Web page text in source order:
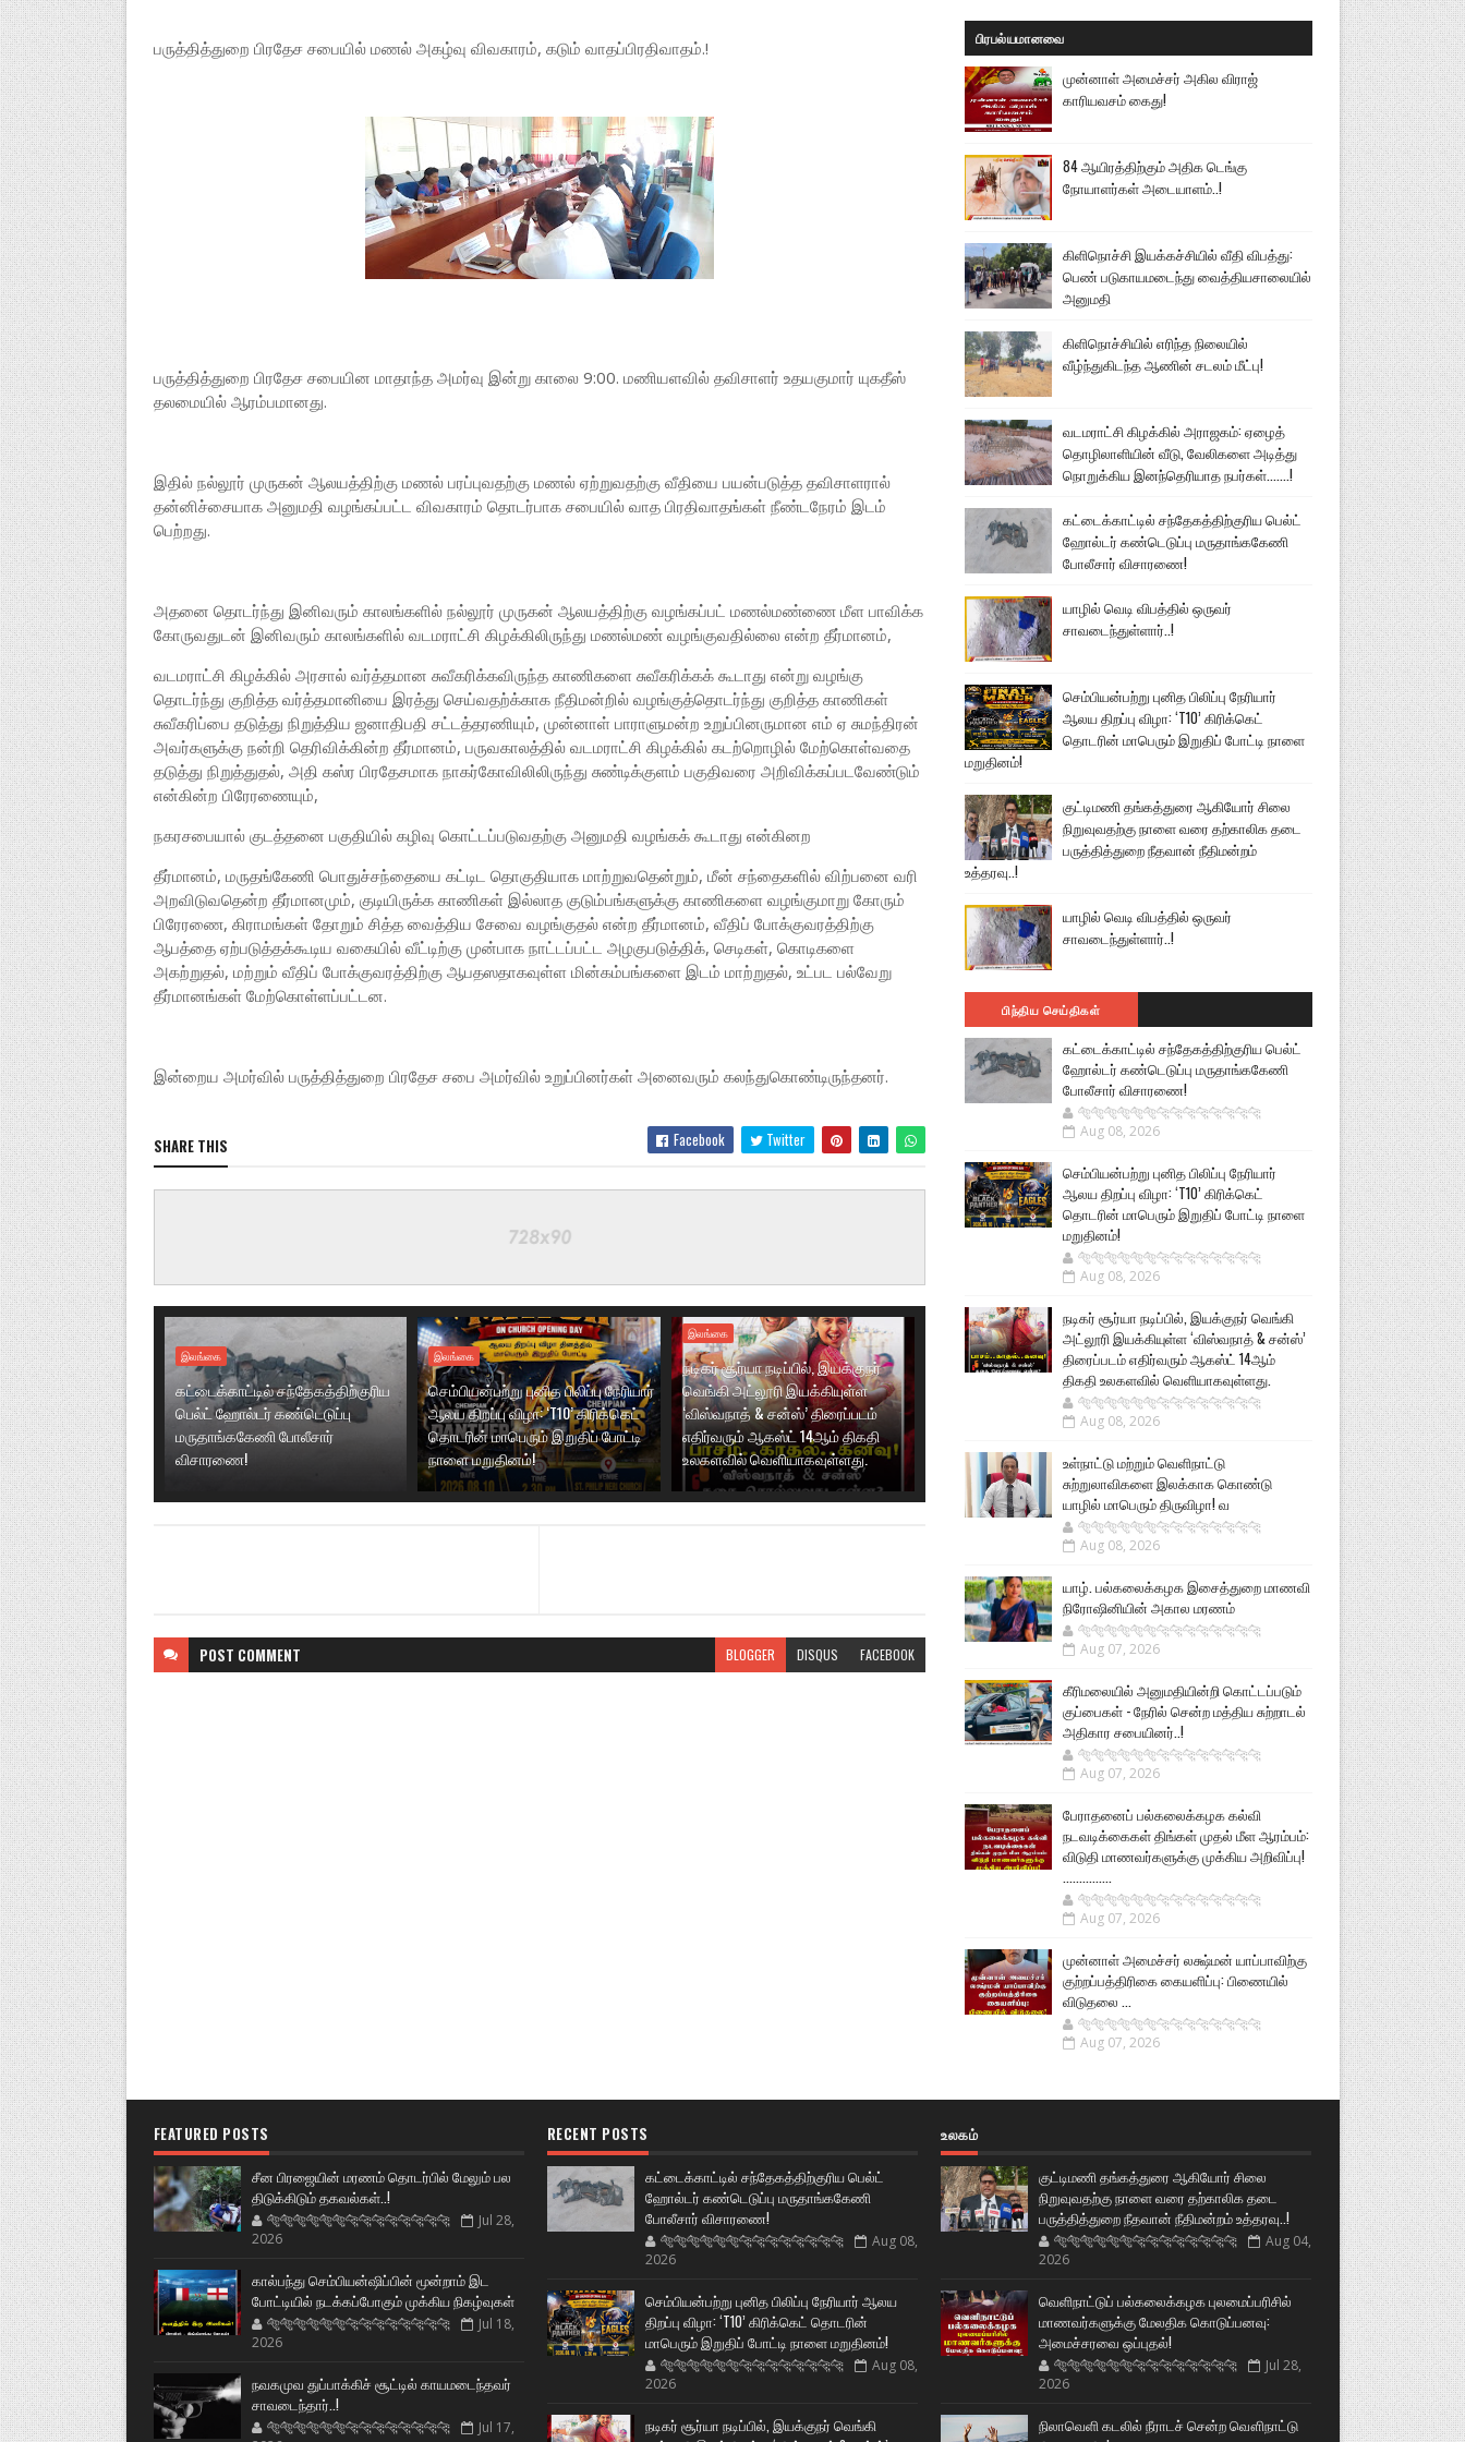
பருத்தித்துறை பிரதேச சபையில் மணல் அகழ்வு விவகாரம், கடும் வாதப்பிரதிவாதம்.!
பருத்தித்துறை பிரதேச சபையின மாதாந்த அமர்வு இன்று காலை 9:00. மணியளவில் தவிசாளர் உதயகுமார் யுகதீஸ்
தலமையில் ஆரம்பமானது.
இதில் நல்லூர் முருகன் ஆலயத்திற்கு மணல் பரப்புவதற்கு மணல் ஏற்றுவதற்கு வீதியை பயன்படுத்த தவிசாளரால்
தன்னிச்சையாக அனுமதி வழங்கப்பட்ட விவகாரம் தொடர்பாக சபையில் வாத பிரதிவாதங்கள் நீண்டநேரம் இடம்
பெற்றது.
அதனை தொடர்ந்து இனிவரும் காலங்களில் நல்லூர் முருகன் ஆலயத்திற்கு வழங்கப்பட் மணல்மண்ணை மீள பாவிக்க
கோருவதுடன் இனிவரும் காலங்களில் வடமராட்சி கிழக்கிலிருந்து மணல்மண் வழங்குவதில்லை என்ற தீர்மானம்,
வடமராட்சி கிழக்கில் அரசால் வர்த்தமான சுவீகரிக்கவிருந்த காணிகளை சுவீகரிக்கக் கூடாது என்று வழங்கு
தொடர்ந்து குறித்த வர்த்தமானியை இரத்து செய்வதற்க்காக நீதிமன்றில் வழங்குத்தொடர்ந்து குறித்த காணிகள்
சுவீகரிப்பை தடுத்து நிறுத்திய ஜனாதிபதி சட்டத்தரணியும், முன்னாள் பாராளுமன்ற உறுப்பினருமான எம் ஏ சுமந்திரன்
அவர்களுக்கு நன்றி தெரிவிக்கின்ற தீர்மானம், பருவகாலத்தில் வடமராட்சி கிழக்கில் கடற்றொழில் மேற்கொள்வதை
தடுத்து நிறுத்துதல், அதி கஸ்ர பிரதேசமாக நாகர்கோவிலிலிருந்து சுண்டிக்குளம் பகுதிவரை அறிவிக்கப்படவேண்டும்
என்கின்ற பிரேரணையும்,
நகரசபையால் குடத்தனை பகுதியில் கழிவு கொட்டப்படுவதற்கு அனுமதி வழங்கக் கூடாது என்கினற
தீர்மானம், மருதங்கேணி பொதுச்சந்தையை கட்டிட தொகுதியாக மாற்றுவதென்றும், மீன் சந்தைகளில் விற்பனை வரி
அறவிடுவதென்ற தீர்மானமும், குடியிருக்க காணிகள் இல்லாத குடும்பங்களுக்கு காணிகளை வழங்குமாறு கோரும்
பிரேரணை, கிராமங்கள் தோறும் சித்த வைத்திய சேவை வழங்குதல் என்ற தீர்மானம், வீதிப் போக்குவரத்திற்கு
ஆபத்தை ஏற்படுத்தக்கூடிய வகையில் வீட்டிற்கு முன்பாக நாட்டப்பட்ட அழகுபடுத்திக், செடிகள், கொடிகளை
அகற்றுதல், மற்றும் வீதிப் போக்குவரத்திற்கு ஆபதஸதாகவுள்ள மின்கம்பங்களை இடம் மாற்றுதல், உட்பட பல்வேறு
தீர்மானங்கள் மேற்கொள்ளப்பட்டன.
இன்றைய அமர்வில் பருத்தித்துறை பிரதேச சபை அமர்வில் உறுப்பினர்கள் அனைவரும் கலந்துகொண்டிருந்தனர்.
SHARE THIS Facebook Twitter
இலங்கை
கட்டைக்காட்டில் சந்தேகத்திற்குரிய
பெல்ட் ஹோல்டர் கண்டெடுப்பு
மருதாங்ககேணி போலீசார்
விசாரணை!
இலங்கை
செம்பியன்பற்று புனித பிலிப்பு நேரியார்
ஆலய திறப்பு விழா: ‘T10’ கிரிக்கெட்
தொடரின் மாபெரும் இறுதிப் போட்டி
நாளை மறுதினம்!
இலங்கை
நடிகர் சூர்யா நடிப்பில், இயக்குநர்
வெங்கி அட்லூரி இயக்கியுள்ள
‘விஸ்வநாத் & சன்ஸ்’ திரைப்படம்
எதிர்வரும் ஆகஸ்ட் 14ஆம் திகதி
உலகளவில் வெளியாகவுள்ளது.
POST COMMENT BLOGGER DISQUS FACEBOOK
பிரபல்யமானவை
முன்னாள் அமைச்சர் அகில விராஜ்
காரியவசம் கைது!
84 ஆயிரத்திற்கும் அதிக டெங்கு
நோயாளர்கள் அடையாளம்..!
கிளிநொச்சி இயக்கச்சியில் வீதி விபத்து:
பெண் படுகாயமடைந்து வைத்தியசாலையில்
அனுமதி
கிளிநொச்சியில் எரிந்த நிலையில்
வீழ்ந்துகிடந்த ஆணின் சடலம் மீட்பு!
வடமராட்சி கிழக்கில் அராஜகம்: ஏழைத்
தொழிலாளியின் வீடு, வேலிகளை அடித்து
நொறுக்கிய இனந்தெரியாத நபர்கள்.......!
கட்டைக்காட்டில் சந்தேகத்திற்குரிய பெல்ட்
ஹோல்டர் கண்டெடுப்பு மருதாங்ககேணி
போலீசார் விசாரணை!
யாழில் வெடி விபத்தில் ஒருவர்
சாவடைந்துள்ளார்..!
செம்பியன்பற்று புனித பிலிப்பு நேரியார்
ஆலய திறப்பு விழா: ‘T10’ கிரிக்கெட்
தொடரின் மாபெரும் இறுதிப் போட்டி நாளை
மறுதினம்!
குட்டிமணி தங்கத்துரை ஆகியோர் சிலை
நிறுவுவதற்கு நாளை வரை தற்காலிக தடை
பருத்தித்துறை நீதவான் நீதிமன்றம்
உத்தரவு..!
யாழில் வெடி விபத்தில் ஒருவர்
சாவடைந்துள்ளார்..!
பிந்திய செய்திகள்
கட்டைக்காட்டில் சந்தேகத்திற்குரிய பெல்ட்
ஹோல்டர் கண்டெடுப்பு மருதாங்ககேணி
போலீசார் விசாரணை!
🐅🐅🐅🐅🐅🐅🐆🐆🐆🐆🐆🐆🐆🐆
Aug 08, 2026
செம்பியன்பற்று புனித பிலிப்பு நேரியார்
ஆலய திறப்பு விழா: ‘T10’ கிரிக்கெட்
தொடரின் மாபெரும் இறுதிப் போட்டி நாளை
மறுதினம்!
🐅🐅🐅🐅🐅🐅🐆🐆🐆🐆🐆🐆🐆🐆
Aug 08, 2026
நடிகர் சூர்யா நடிப்பில், இயக்குநர் வெங்கி
அட்லூரி இயக்கியுள்ள ‘விஸ்வநாத் & சன்ஸ்’
திரைப்படம் எதிர்வரும் ஆகஸ்ட் 14ஆம்
திகதி உலகளவில் வெளியாகவுள்ளது.
🐅🐅🐅🐅🐅🐅🐆🐆🐆🐆🐆🐆🐆🐆
Aug 08, 2026
உள்நாட்டு மற்றும் வெளிநாட்டு
சுற்றுலாவிகளை இலக்காக கொண்டு
யாழில் மாபெரும் திருவிழா! வ
🐅🐅🐅🐅🐅🐅🐆🐆🐆🐆🐆🐆🐆🐆
Aug 08, 2026
யாழ். பல்கலைக்கழக இசைத்துறை மாணவி
நிரோஷினியின் அகால மரணம்
🐅🐅🐅🐅🐅🐅🐆🐆🐆🐆🐆🐆🐆🐆
Aug 07, 2026
கீரிமலையில் அனுமதியின்றி கொட்டப்படும்
குப்பைகள் - நேரில் சென்ற மத்திய சுற்றாடல்
அதிகார சபையினர்..!
🐅🐅🐅🐅🐅🐅🐆🐆🐆🐆🐆🐆🐆🐆
Aug 07, 2026
பேராதனைப் பல்கலைக்கழக கல்வி
நடவடிக்கைகள் திங்கள் முதல் மீள ஆரம்பம்:
விடுதி மாணவர்களுக்கு முக்கிய அறிவிப்பு!
...............
🐅🐅🐅🐅🐅🐅🐆🐆🐆🐆🐆🐆🐆🐆
Aug 07, 2026
முன்னாள் அமைச்சர் லக்ஷ்மன் யாப்பாவிற்கு
குற்றப்பத்திரிகை கையளிப்பு: பிணையில்
விடுதலை ...
🐅🐅🐅🐅🐅🐅🐆🐆🐆🐆🐆🐆🐆🐆
Aug 07, 2026
FEATURED POSTS
சீன பிரஜையின் மரணம் தொடர்பில் மேலும் பல
திடுக்கிடும் தகவல்கள்..!
🐅🐅🐅🐅🐅🐅🐆🐆🐆🐆🐆🐆🐆🐆
Jul 28,
2026
கால்பந்து செம்பியன்ஷிப்பின் மூன்றாம் இட
போட்டியில் நடக்கப்போகும் முக்கிய நிகழ்வுகள்
🐅🐅🐅🐅🐅🐅🐆🐆🐆🐆🐆🐆🐆🐆
Jul 18,
2026
நவகமுவ துப்பாக்கிச் சூட்டில் காயமடைந்தவர்
சாவடைந்தார்..!
🐅🐅🐅🐅🐅🐅🐆🐆🐆🐆🐆🐆🐆🐆
Jul 17,
RECENT POSTS
கட்டைக்காட்டில் சந்தேகத்திற்குரிய பெல்ட்
ஹோல்டர் கண்டெடுப்பு மருதாங்ககேணி
போலீசார் விசாரணை!
🐅🐅🐅🐅🐅🐅🐆🐆🐆🐆🐆🐆🐆🐆
Aug 08,
2026
செம்பியன்பற்று புனித பிலிப்பு நேரியார் ஆலய
திறப்பு விழா: ‘T10’ கிரிக்கெட் தொடரின்
மாபெரும் இறுதிப் போட்டி நாளை மறுதினம்!
🐅🐅🐅🐅🐅🐅🐆🐆🐆🐆🐆🐆🐆🐆
Aug 08,
2026
நடிகர் சூர்யா நடிப்பில், இயக்குநர் வெங்கி
உலகம்
குட்டிமணி தங்கத்துரை ஆகியோர் சிலை
நிறுவுவதற்கு நாளை வரை தற்காலிக தடை
பருத்தித்துறை நீதவான் நீதிமன்றம் உத்தரவு..!
🐅🐅🐅🐅🐅🐅🐆🐆🐆🐆🐆🐆🐆🐆
Aug 04,
2026
வெளிநாட்டுப் பல்கலைக்கழக புலமைப்பரிசில்
மாணவர்களுக்கு மேலதிக கொடுப்பனவு:
அமைச்சரவை ஒப்புதல்!
🐅🐅🐅🐅🐅🐅🐆🐆🐆🐆🐆🐆🐆🐆
Jul 28,
2026
நிலாவெளி கடலில் நீராடச் சென்ற வௌிநாட்டு